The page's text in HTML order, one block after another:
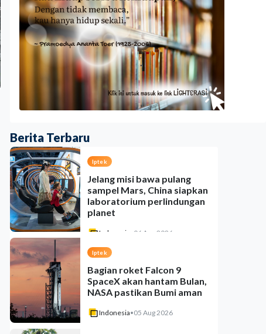
Berita Terbaru
Iptek
Jelang misi bawa pulang
sampel Mars, China siapkan
laboratorium perlindungan
planet
Indonesia 06 Aug 2026
Iptek
Bagian roket Falcon 9
SpaceX akan hantam Bulan,
NASA pastikan Bumi aman
Indonesia•05 Aug 2026